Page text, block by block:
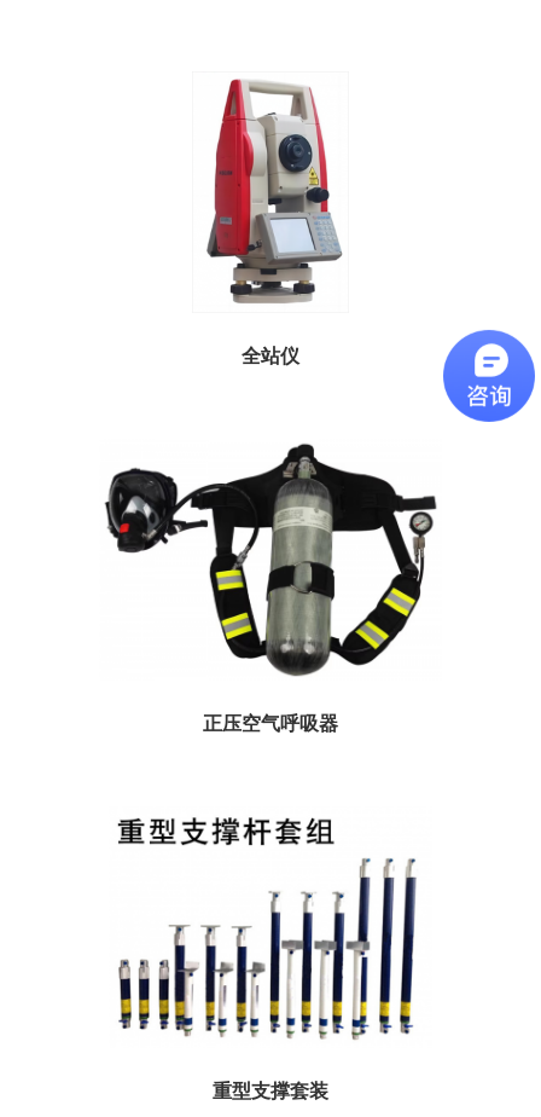
全站仪
正压空气呼吸器
重型支撑套装